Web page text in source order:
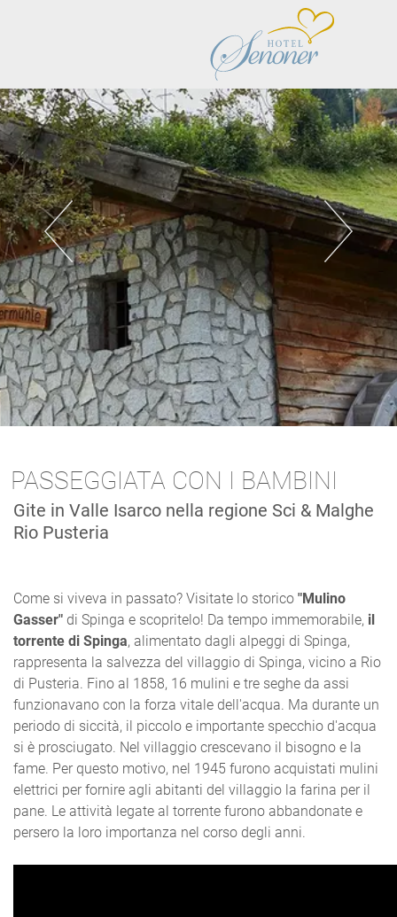
PASSEGGIATA CON I BAMBINI
Gite in Valle Isarco nella regione Sci & Malghe
Rio Pusteria
Come si viveva in passato? Visitate lo storico "Mulino
Gasser" di Spinga e scopritelo! Da tempo immemorabile, il
torrente di Spinga, alimentato dagli alpeggi di Spinga,
rappresenta la salvezza del villaggio di Spinga, vicino a Rio
di Pusteria. Fino al 1858, 16 mulini e tre seghe da assi
funzionavano con la forza vitale dell'acqua. Ma durante un
periodo di siccità, il piccolo e importante specchio d'acqua
si è prosciugato. Nel villaggio crescevano il bisogno e la
fame. Per questo motivo, nel 1945 furono acquistati mulini
elettrici per fornire agli abitanti del villaggio la farina per il
pane. Le attività legate al torrente furono abbandonate e
persero la loro importanza nel corso degli anni.